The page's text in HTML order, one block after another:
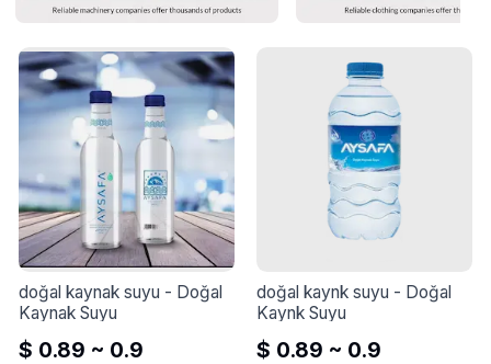
doğal kaynak suyu - Doğal
Kaynak Suyu
$ 0.89 ~ 0.9
doğal kaynk suyu - Doğal
Kaynk Suyu
$ 0.89 ~ 0.9